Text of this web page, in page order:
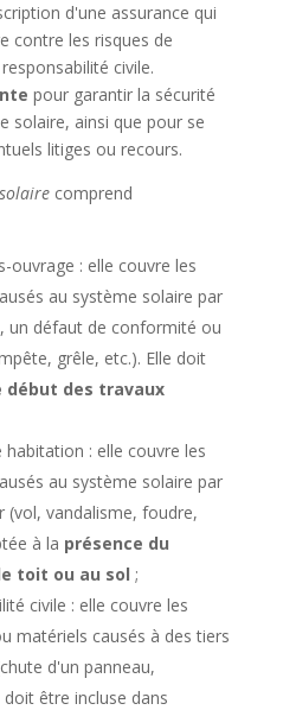
d'une assurance qui
contre les risques de
civile.
pour garantir la sécurité
solaire, ainsi que pour se
litiges ou recours.
comprend
ouvrage : elle couvre les
au système solaire par
un défaut de conformité ou
grêle, etc.). Elle doit
début des travaux
: elle couvre les
au système solaire par
(vol, vandalisme, foudre,
à la présence du
toit ou au sol ;
civile : elle couvre les
matériels causés à des tiers
d'un panneau,
être incluse dans